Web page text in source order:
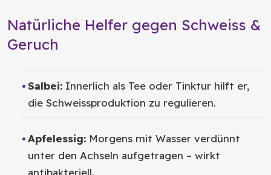
Natürliche Helfer gegen Schweiss &
Geruch
Salbei:Innerlich als Tee oder Tinktur hilft er,
die Schweissproduktion zu regulieren.
Apfelessig:Morgens mit Wasser verdünnt
unter den Achseln aufgetragen – wirkt
antibakteriell.